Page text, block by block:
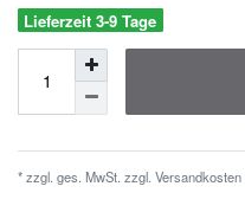
Lieferzeit 3-9 Tage
* zzgl. ges. MwSt. zzgl. Versandkosten